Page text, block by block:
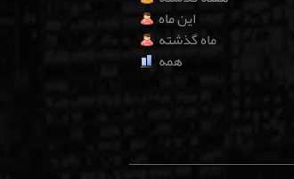
این ماه
ماه گذشته
همه